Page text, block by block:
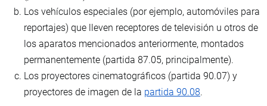
Los vehículos especiales (por ejemplo, automóviles para
reportajes) que lleven receptores de televisión u otros de
los aparatos mencionados anteriormente, montados
permanentemente (partida 87.05, principalmente).
Los proyectores cinematográficos (partida 90.07) y
proyectores de imagen de la partida 90.08.